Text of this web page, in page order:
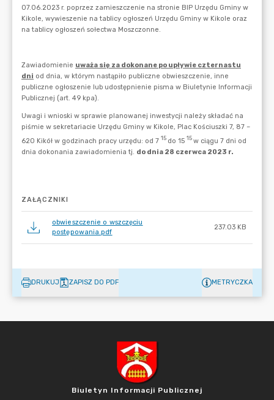
ZAŁĄCZNIKI
obwieszczenie o wszczęciu
postępowania.pdf
237.03 KB
DRUKUJ ZAPISZ DO PDF METRYCZKA
Biuletyn Informacji Publicznej